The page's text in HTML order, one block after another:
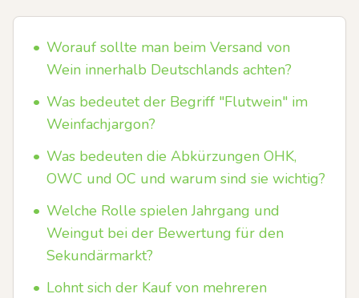
• Worauf sollte man beim Versand von
Wein innerhalb Deutschlands achten?
• Was bedeutet der Begriff "Flutwein" im
Weinfachjargon?
• Was bedeuten die Abkürzungen OHK,
OWC und OC und warum sind sie wichtig?
• Welche Rolle spielen Jahrgang und
Weingut bei der Bewertung für den
Sekundärmarkt?
• Lohnt sich der Kauf von mehreren